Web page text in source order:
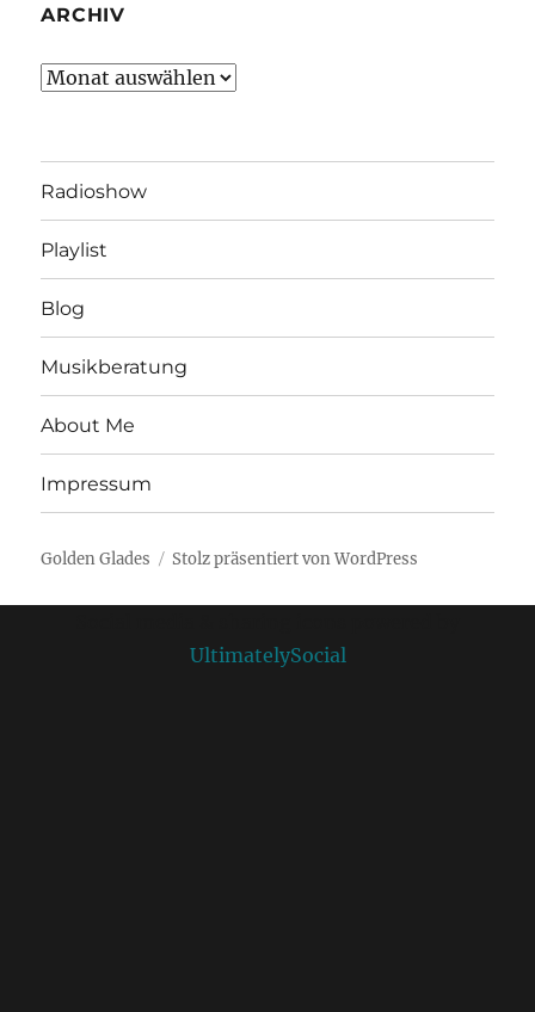
ARCHIV
Archiv
Radioshow
Playlist
Blog
Musikberatung
About Me
Impressum
Golden Glades Stolz präsentiert von WordPress
UltimatelySocial